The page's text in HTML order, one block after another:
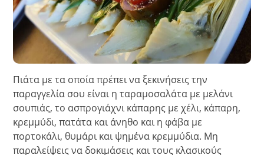
Πιάτα με τα οποία πρέπει να ξεκινήσεις την
παραγγελία σου είναι η ταραμοσαλάτα με μελάνι
σουπιάς, το ασπρογιάχνι κάπαρης με χέλι, κάπαρη,
κρεμμύδι, πατάτα και άνηθο και η φάβα με
πορτοκάλι, θυμάρι και ψημένα κρεμμύδια. Μη
παραλείψεις να δοκιμάσεις και τους κλασικούς